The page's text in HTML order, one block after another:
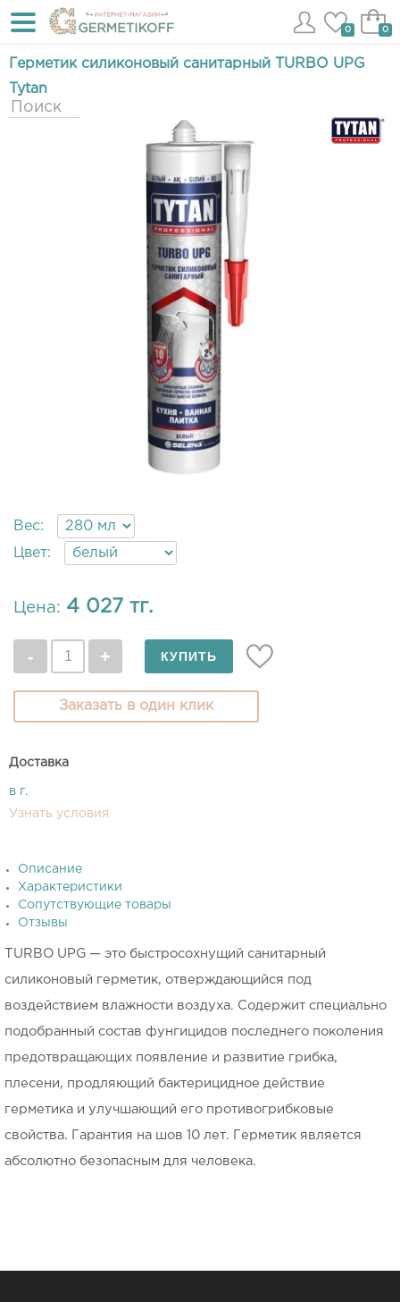
0 0
Герметик силиконовый санитарный TURBO UPG
Tytan
Вес:
Цвет:
Цена: 4 027 тг.
Заказать в один клик
Доставка
в г.
Узнать условия
Описание
Характеристики
Сопутствующие товары
Отзывы
TURBO UPG — это быстросохнущий санитарный
силиконовый герметик, отверждающийся под
воздействием влажности воздуха. Содержит специально
подобранный состав фунгицидов последнего поколения
предотвращающих появление и развитие грибка,
плесени, продляющий бактерицидное действие
герметика и улучшающий его противогрибковые
свойства. Гарантия на шов 10 лет. Герметик является
абсолютно безопасным для человека.